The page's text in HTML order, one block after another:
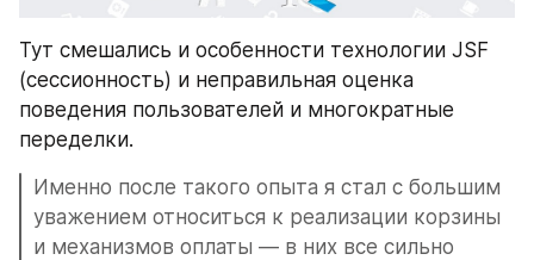
Тут смешались и особенности технологии JSF
(сессионность) и неправильная оценка
поведения пользователей и многократные
переделки.
Именно после такого опыта я стал с большим
уважением относиться к реализации корзины
и механизмов оплаты — в них все сильно